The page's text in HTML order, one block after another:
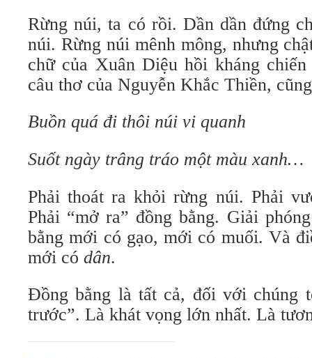
Rừng núi, ta có rồi. Dần dần đứng
núi. Rừng núi mênh mông, nhưng
chữ của Xuân Diệu hồi kháng
câu thơ của Nguyễn Khắc Thiền,
Buồn quá đi thôi núi vi quanh
Suốt ngày trâng tráo một màu xanh…
Phải thoát ra khỏi rừng núi. Phải
Phải “mở ra” đồng bằng. Giải
bằng mới có gạo, mới có muối. Và
mới có dân.
Đồng bằng là tất cả, đối với chúng
trước”. Là khát vọng lớn nhất. Là